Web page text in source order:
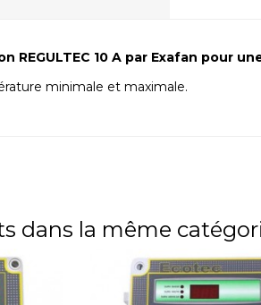
REGULTEC 10 A par Exafan pour
minimale et maximale.
dans la même